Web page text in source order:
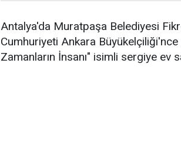
Antalya'da Muratpaşa Belediyesi
Cumhuriyeti Ankara Büyükelçiliği'nce
Zamanların İnsanı" isimli sergiye ev